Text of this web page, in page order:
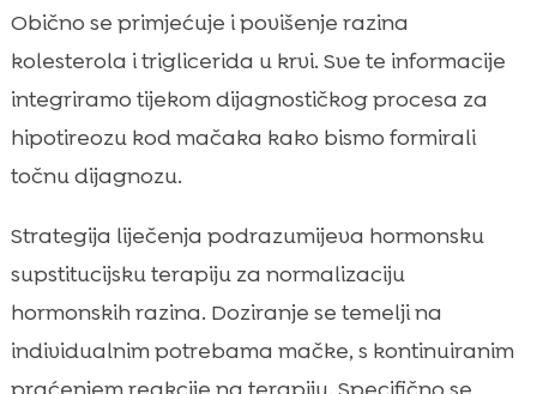
Obično se primjećuje i povišenje razina
kolesterola i triglicerida u krvi. Sve te informacije
integriramo tijekom dijagnostičkog procesa za
hipotireozu kod mačaka kako bismo formirali
točnu dijagnozu.
Strategija liječenja podrazumijeva hormonsku
supstitucijsku terapiju za normalizaciju
hormonskih razina. Doziranje se temelji na
individualnim potrebama mačke, s kontinuiranim